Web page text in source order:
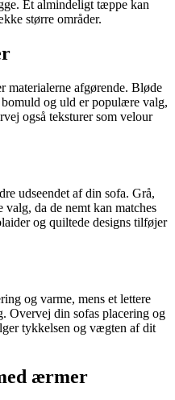
Et almindeligt tæppe kan
større områder.
afgørende. Bløde
og uld er populære valg,
også teksturer som velour
udseendet af din sofa. Grå,
da de nemt kan matches
og quiltede designs tilføjer
og varme, mens et lettere
Overvej din sofas placering og
tykkelsen og vægten af dit
ærmer